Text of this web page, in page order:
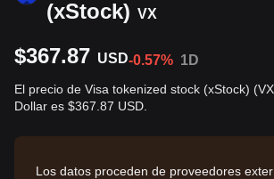
(xStock) VX
$367.87 USD-0.57% 1D
El precio de Visa tokenized stock (xStock)
Dollar es $367.87 USD.
Los datos proceden de proveedores